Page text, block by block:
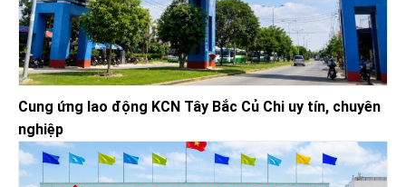
Cung ứng lao động KCN Tây Bắc Củ Chi uy tín, chuyên
nghiệp